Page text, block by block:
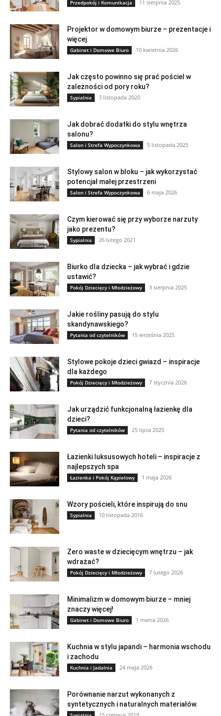
Przedpokój i Komunikacja 11 sierpnia 2025
Projektor w domowym biurze – prezentacje i
więcej
Gabinet i Domowe Biuro 10 kwietnia 2026
Jak często powinno się prać pościel w
zależności od pory roku?
Sypialnia 3 listopada 2020
Jak dobrać dodatki do stylu wnętrza
salonu?
Salon i Strefa Wypoczynkowa 5 listopada 2025
Stylowy salon w bloku – jak wykorzystać
potencjał małej przestrzeni
Salon i Strefa Wypoczynkowa 6 maja 2026
Czym kierować się przy wyborze narzuty
jako prezentu?
Sypialnia 26 lutego 2021
Biurko dla dziecka – jak wybrać i gdzie
ustawić?
Pokój Dziecięcy i Młodzieżowy 3 sierpnia 2025
Jakie rośliny pasują do stylu
skandynawskiego?
Pytania od czytelników 15 września 2025
Stylowe pokoje dzieci gwiazd – inspiracje
dla każdego
Pokój Dziecięcy i Młodzieżowy 7 stycznia 2026
Jak urządzić funkcjonalną łazienkę dla
dzieci?
Pytania od czytelników 25 lipca 2025
Łazienki luksusowych hoteli – inspiracje z
najlepszych spa
Łazienka i Pokój Kąpielowy 1 maja 2026
Wzory pościeli, które inspirują do snu
Sypialnia 10 listopada 2016
Zero waste w dziecięcym wnętrzu – jak
wdrażać?
Pokój Dziecięcy i Młodzieżowy 7 lutego 2026
Minimalizm w domowym biurze – mniej
znaczy więcej!
Gabinet i Domowe Biuro 1 marca 2026
Kuchnia w stylu japandi – harmonia wschodu
i zachodu
Kuchnia i Jadalnia 24 maja 2026
Porównanie narzut wykonanych z
syntetycznych i naturalnych materiałów.